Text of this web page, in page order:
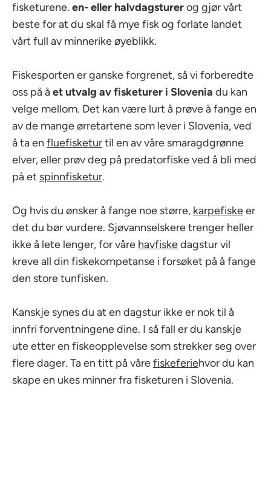
fisketurene. en- eller halvdagsturerog gjør vårt
beste for at du skal få mye fisk og forlate landet
vårt full av minnerike øyeblikk.
Fiskesporten er ganske forgrenet, så vi forberedte
oss på ået utvalg av fisketurer i Slovenia du kan
velge mellom. Det kan være lurt å prøve å fange en
av de mange ørretartene som lever i Slovenia, ved
å ta en fluefisketurtil en av våre smaragdgrønne
elver, eller prøv deg på predatorfiske ved å bli med
på et spinnfisketur.
Og hvis du ønsker å fange noe større, karpefiskeer
det du bør vurdere. Sjøvannselskere trenger heller
ikke å lete lenger, for våre havfiskedagstur vil
kreve all din fiskekompetanse i forsøket på å fange
den store tunfisken.
Kanskje synes du at en dagstur ikke er nok til å
innfri forventningene dine. I så fall er du kanskje
ute etter en fiskeopplevelse som strekker seg over
flere dager. Ta en titt på vårefiskeferiehvor du kan
skape en ukes minner fra fisketuren i Slovenia.